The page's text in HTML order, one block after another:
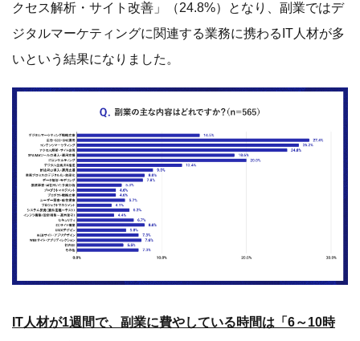
IT人材が1週間で、副業に費やしている時間は「6～10時
間」が最多の46.4%
副業経験のあるIT人材に、1週間あたりで副業に費やして
いる時間について尋ねたところ、最も回答が多かったのは
「6～10時間」（46.4%）となりました。副業内容別で見
ると、マーケティング系業務では全体と同じく「6〜10時
間」の回答が多い一方で、プロダクト戦略立案などのプロ
や増加し、「11〜20時間」が多くなっています。